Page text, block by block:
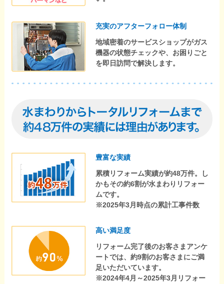
充実のアフターフォロー体制
地域密着のサービスショップがガス
機器の状態チェックや、お困りごと
を即日訪問で解決します。
豊富な実績
累積リフォーム実績が約48万件。し
かもその約6割が水まわりリフォー
ムです。
※2025年3月時点の累計工事件数
高い満足度
リフォーム完了後のお客さまアンケ
ートでは、約9割のお客さまにご満
足いただいています。
※2024年4月～2025年3月リフォー